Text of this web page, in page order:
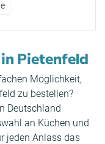
Pietenfeld
Möglichkeit,
zu bestellen?
Deutschland
an Küchen und
jeden Anlass das